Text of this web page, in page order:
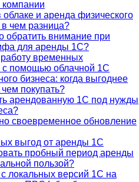
компании
и аренда физического
чем разница?
обратить внимание при
для аренды 1С?
временных
с помощью облачной 1С
бизнеса: когда выгоднее
покупать?
арендованную 1С под нужды
своевременное обновление
выгод от аренды 1С
пробный период аренды
пользой?
с локальных версий 1С на